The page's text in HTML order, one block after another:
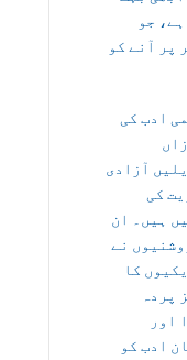
جو
پر آنے کو
ادب کی
آزادی
کی
ہیں۔ ان
نے
کا
پردہ
اور
ادب کو